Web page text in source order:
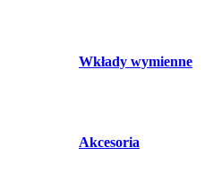
Wkłady wymienne
Akcesoria